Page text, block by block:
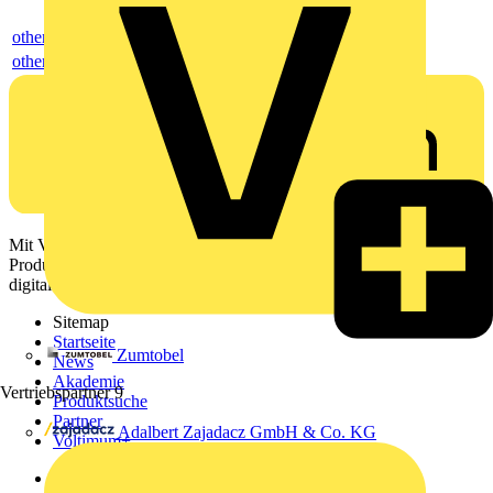
Zumtobel
Vertriebspartner 9
Adalbert Zajadacz GmbH & Co. KG
others
others
Mit Voltimum erhalten Elektrofachkräfte Zugang zu Branchennews,
Produktinformationen, Schulungen und Tools – alles auf einer
digitalen Plattform und Community.
Sitemap
Startseite
News
Akademie
Produktsuche
Partner
Voltimum+